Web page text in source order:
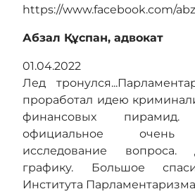
https://www.facebook.com/
Абзал Құспан, адвокат
01.04.2022
Лед
проработал идею
финансовых
официальное очень
исследование
графику. Большое
Института